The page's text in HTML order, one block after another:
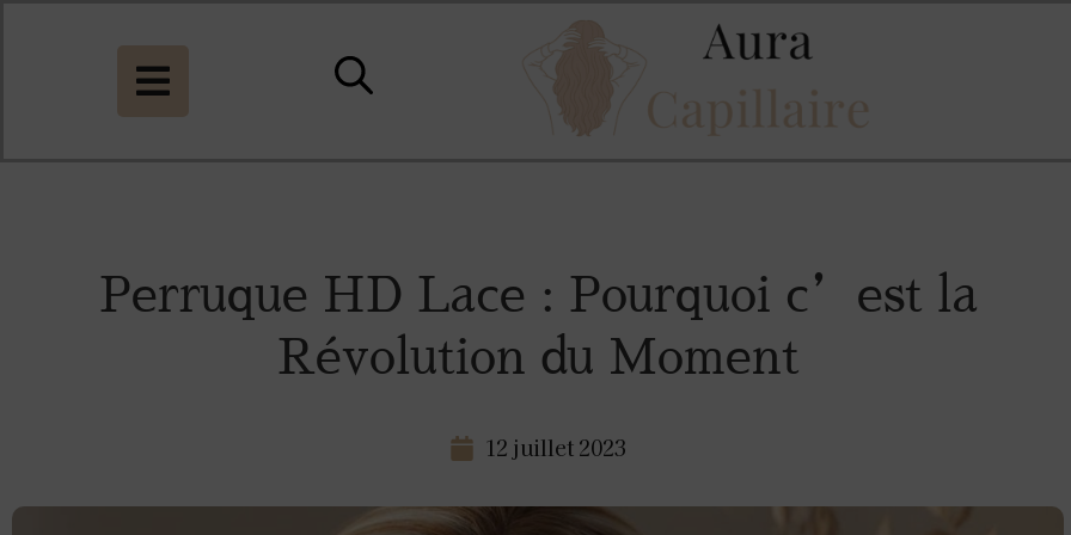
Perruque HD Lace : Pourquoi c’est la
Révolution du Moment
12 juillet 2023